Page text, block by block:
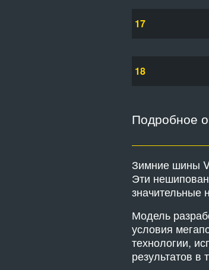
17
18
Подробное
Зимние шины
Эти
значительные
Модель
условия
технологии,
результатов в